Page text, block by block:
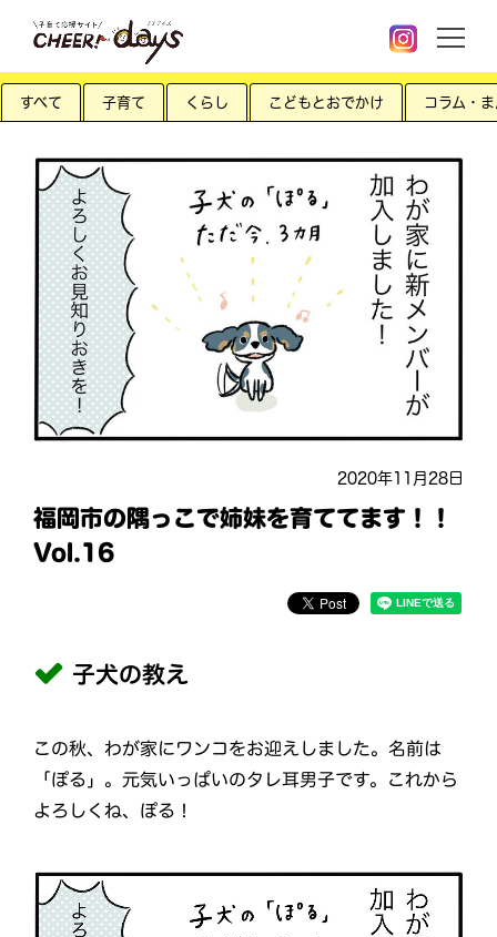
すべて 子育て くらし こどもとおでかけ コラム・
2020年11月28日
福岡市の隅っこで姉妹を育ててます！！
Vol.16
子犬の教え
この秋、わが家にワンコをお迎えしました。名前は
「ぽる」。元気いっぱいのタレ耳男子です。これから
よろしくね、ぽる！